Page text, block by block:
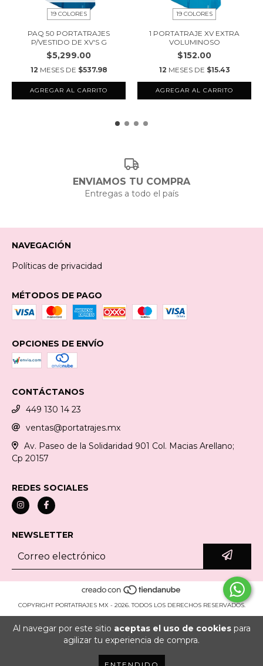
Al navegar por este sitio aceptas el uso de cookiespara
agilizar tu experiencia de compra.
19 COLORES
PAQ 50 PORTATRAJES
P/VESTIDO DE XV'S G
$5,299.00
12 MESES DE $537.98
AGREGAR AL CARRITO
19 COLORES
1 PORTATRAJE XV EXTRA
VOLUMINOSO
$152.00
12 MESES DE $15.43
AGREGAR AL CARRITO
ENVIAMOS TU COMPRA
Entregas a todo el país
NAVEGACIÓN
Políticas de privacidad
MÉTODOS DE PAGO
OPCIONES DE ENVÍO
CONTÁCTANOS
449 130 14 23
ventas@portatrajes.mx
Av. Paseo de la Solidaridad 901 Col. Macias Arellano;
Cp 20157
REDES SOCIALES
NEWSLETTER
COPYRIGHT PORTATRAJES MX - 2026. TODOS LOS DERECHOS RESERVADOS.